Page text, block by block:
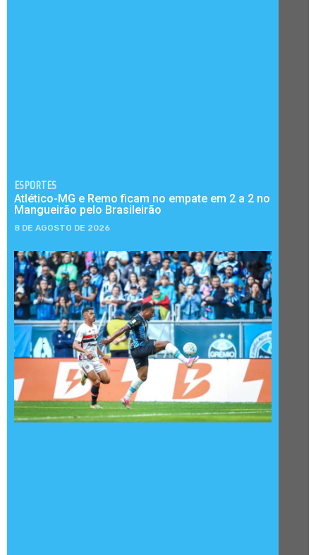
ESPORTES
Atlético-MG e Remo ficam no empate em 2 a 2 no
Mangueirão pelo Brasileirão
8 DE AGOSTO DE 2026